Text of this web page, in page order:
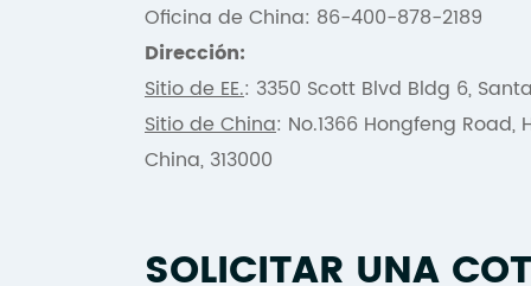
Oficina de China: 86-400-878-2189
Dirección:
Sitio de EE.: 3350 Scott Blvd Bldg 6,
Sitio de China: No.1366 Hongfeng Road,
China, 313000
SOLICITAR UNA